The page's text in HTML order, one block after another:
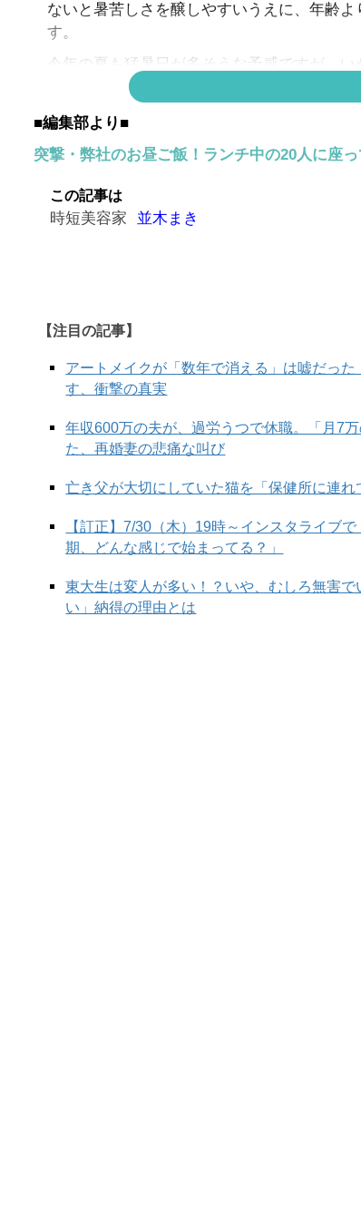
ないと暑苦しさを醸しやすいうえに、年齢
す。
今年の夏も猛暑日が多そうな予感ですが、
らのオバ見えを招くメイクに使いがちなコス
暑苦しさの原因はこれ！1：マ
同じような塗り方をしても、使うアイシャ
で、顔に元気がない日ほどマットな質感の
確かにあまりに透け感が強い色みはすっぴ
ットな質感のアイメイクは色がノリやすい
減」の問題ではありますが、マットすぎる
の工夫で、暑苦しいオバサンな印象を回避
■編集部より■
突撃・弊社のお昼ご飯！ランチ中の20人に座
この記事は
時短美容家 並木まき
【注目の記事】
アートメイクが「数年で消える」は嘘だっ
す、衝撃の真実
年収600万の夫が、過労うつで休職。「月7
た、再婚妻の悲痛な叫び
亡き父が大切にしていた猫を「保健所に連
【訂正】7/30（木）19時～インスタライブ
期、どんな感じで始まってる？」
東大生は変人が多い！？いや、むしろ無害
い」納得の理由とは